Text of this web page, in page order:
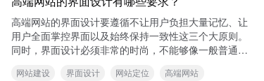
高端网站的界面设计要遵循不让用户负担大量记忆、让
用户全面掌控界面以及始终保持一致性这三个大原则。
同时，界面设计必须非常的时尚，不能够像一般普通的
网站建设 界面设计 网站定位
高端网站